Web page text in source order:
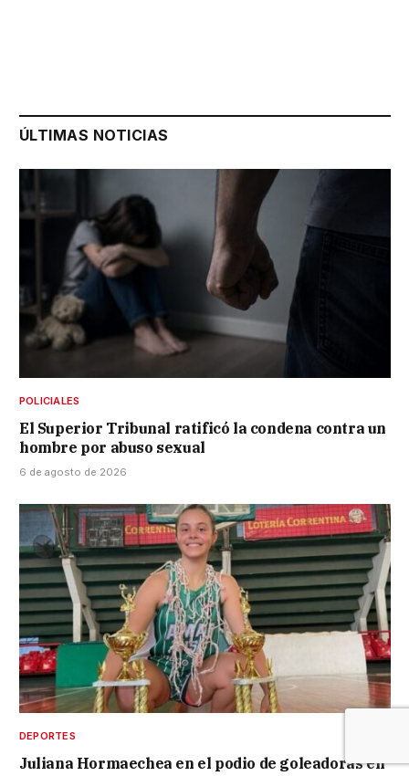
ÚLTIMAS NOTICIAS
POLICIALES
El Superior Tribunal ratificó la condena contra un
hombre por abuso sexual
6 de agosto de 2026
DEPORTES
Juliana Hormaechea en el podio de goleadoras en